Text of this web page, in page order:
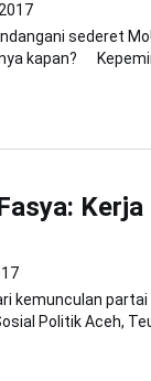
sederet
kapan?
kemunculan
Politik Aceh,